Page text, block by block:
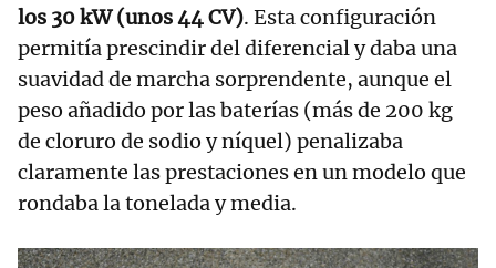
los 30 kW (unos 44 CV). Esta configuración
permitía prescindir del diferencial y daba una
suavidad de marcha sorprendente, aunque el
peso añadido por las baterías (más de 200 kg
de cloruro de sodio y níquel) penalizaba
claramente las prestaciones en un modelo que
rondaba la tonelada y media.